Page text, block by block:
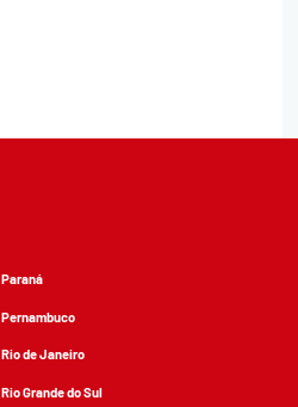
Paraná
Pernambuco
Rio de Janeiro
Rio Grande do Sul